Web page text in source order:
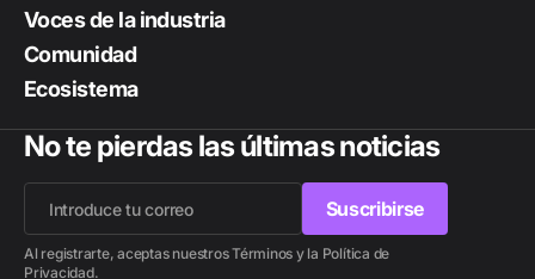
Voces de la industria
Comunidad
Ecosistema
No te pierdas las últimas noticias
Suscribirse
Suscribirse
Al registrarte, aceptas nuestros Términos y la Política de
Privacidad.